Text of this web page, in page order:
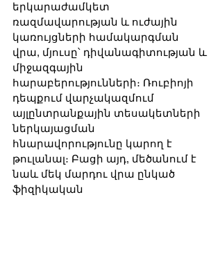
երկարաժամկետ
ռազմավարության և ուժային
կառույցների համակարգման
վրա, մյուսը՝ դիվանագիտության և
միջազգային
հարաբերությունների։ Ռուբիոյի
դեպքում վարչակազմում
այլընտրանքային տեսակետների
ներկայացման
հնարավորությունը կարող է
թուլանալ։ Բացի այդ, մեծանում է
նաև մեկ մարդու վրա ընկած
ֆիզիկական